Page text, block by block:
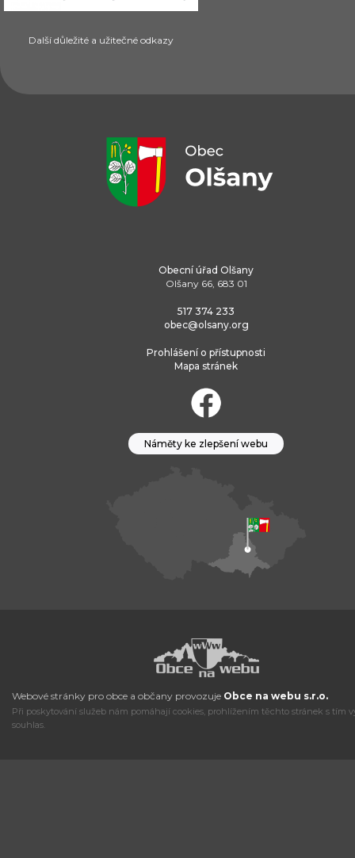
Další důležité a užitečné odkazy
Obecní úřad Olšany
Olšany 66, 683 01
517 374 233
obec@olsany.org
Prohlášení o přístupnosti
Mapa stránek
Náměty ke zlepšení webu
Webové stránky pro obce a občany provozuje Obce na webu s.r.o.
Při poskytování služeb nám pomáhají cookies, prohlížením těchto stránek s tím
souhlas.